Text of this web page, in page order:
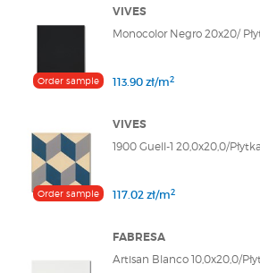
Order sample
VIVES
Monocolor Negro 20x20/
113.90 zł/m2
Order sample
VIVES
1900 Guell-1 20,0x20,0/
117.02 zł/m2
FABRESA
Artisan Blanco 10,0x20,0/